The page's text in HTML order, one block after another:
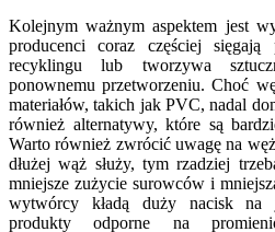
Kolejnym ważnym aspektem jest
producenci coraz częściej sięgają
recyklingu lub tworzywa
ponownemu przetworzeniu. Choć
materiałów, takich jak PVC, nadal
również alternatywy, które są
Warto również zwrócić uwagę na
dłużej wąż służy, tym rzadziej
mniejsze zużycie surowców i
wytwórcy kładą duży nacisk na
produkty odporne na